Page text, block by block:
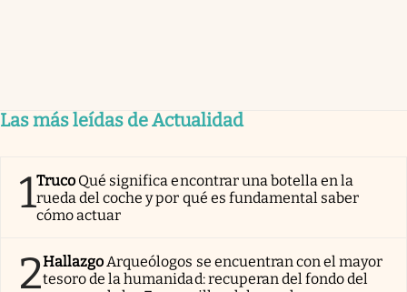
Las más leídas de Actualidad
1Truco Qué significa encontrar una botella en la
rueda del coche y por qué es fundamental saber
cómo actuar
2HallazgoArqueólogos se encuentran con el mayor
tesoro de la humanidad: recuperan del fondo del